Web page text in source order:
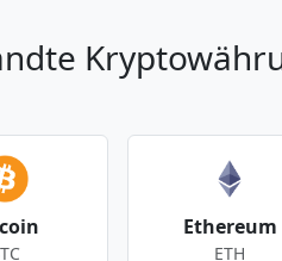
Ethereum
ETH